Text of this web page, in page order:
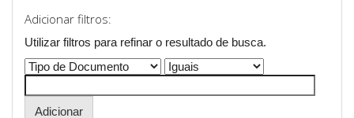
Adicionar filtros:
Utilizar filtros para refinar o resultado de busca.